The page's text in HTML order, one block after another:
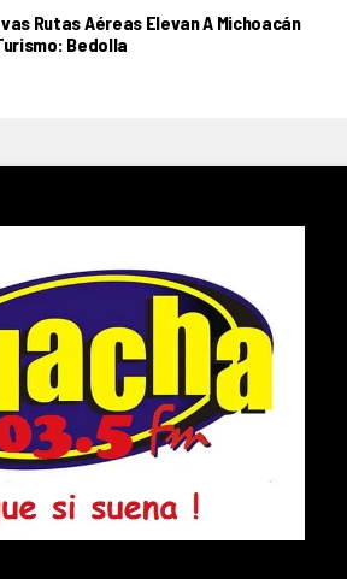
Rutas Aéreas Elevan A Michoacán
Bedolla